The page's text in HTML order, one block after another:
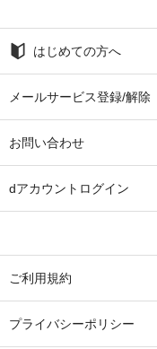
はじめての方へ
メールサービス登録/解除
お問い合わせ
dアカウントログイン
ご利用規約
プライバシーポリシー